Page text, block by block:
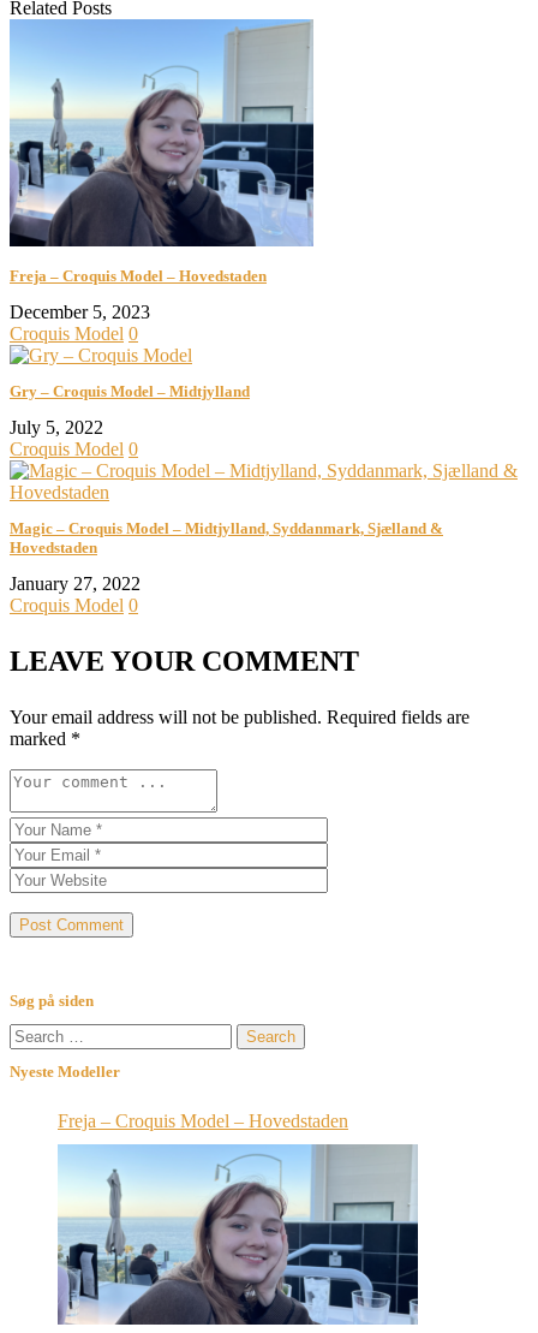
Related Posts
Freja – Croquis Model – Hovedstaden
December 5, 2023
Croquis Model 0
Gry – Croquis Model – Midtjylland
July 5, 2022
Croquis Model 0
Magic – Croquis Model – Midtjylland, Syddanmark, Sjælland &
Hovedstaden
January 27, 2022
Croquis Model 0
LEAVE YOUR COMMENT
Your email address will not be published. Required fields are
marked *
Søg på siden
Search
for:
Nyeste Modeller
Freja – Croquis Model – Hovedstaden